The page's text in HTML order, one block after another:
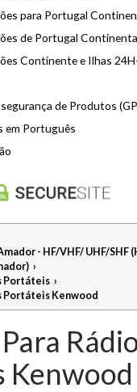
Rádio CB/27Mhz e 10M
CB 1DIN
Tensão DC/DC 24v/13.8v
em viaturas
em BASE/FIXO
para Portugal
de Portugal
Continente e Ilhas
de Produtos
em Português
- HF/VHF/ UHF/SHF
›
Portáteis ›
Portáteis Kenwood
Kenwood